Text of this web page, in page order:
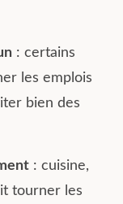
: certains
les emplois
bien des
: cuisine,
tourner les